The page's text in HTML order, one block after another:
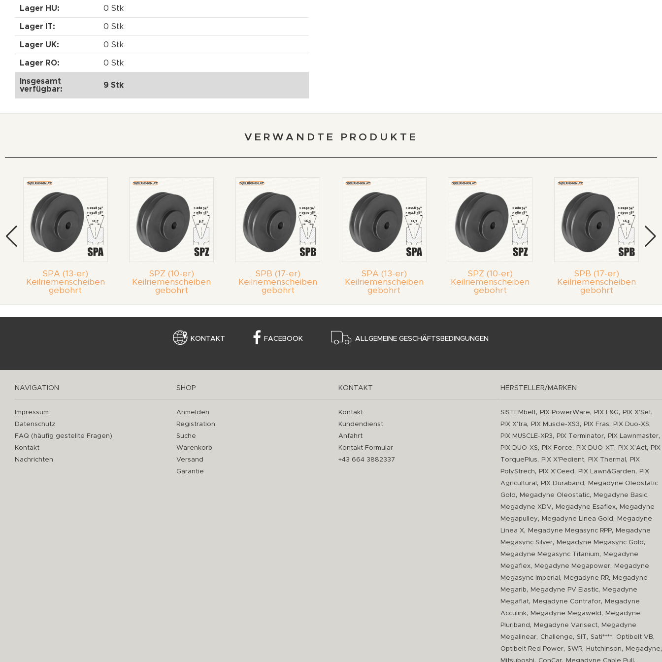
Lager HU: 0 Stk
Lager IT: 0 Stk
Lager UK: 0 Stk
Lager RO: 0 Stk
Insgesamt
verfügbar:
9 Stk
VERWANDTE PRODUKTE
SPA (13-er)
Keilriemenscheiben
gebohrt
SPZ (10-er)
Keilriemenscheiben
gebohrt
SPB (17-er)
Keilriemenscheiben
gebohrt
SPA (13-er)
Keilriemenscheiben
gebohrt
SPZ (10-er)
Keilriemenscheiben
gebohrt
SPB (17-er)
Keilriemenscheiben
gebohrt
KONTAKT FACEBOOK ALLGEMEINE GESCHÄFTSBEDINGUNGEN
NAVIGATION
Impressum
Datenschutz
FAQ (häufig gestellte Fragen)
Kontakt
Nachrichten
SHOP
Anmelden
Registration
Suche
Warenkorb
Versand
Garantie
KONTAKT
Kontakt
Kundendienst
Anfahrt
Kontakt Formular
+43 664 3882337
HERSTELLER/MARKEN
SISTEMbelt, PIX PowerWare, PIX L&G, PIX X'Set,
PIX X'tra, PIX Muscle-XS3, PIX Fras, PIX Duo-XS,
PIX MUSCLE-XR3, PIX Terminator, PIX Lawnmaster,
PIX DUO-XS, PIX Force, PIX DUO-XT , PIX X'Act,
PIX
TorquePlus, PIX X'Pedient, PIX Thermal ,
PIX
PolyStrech, PIX X'Ceed , PIX Lawn&Garden,
PIX
Agricultural , PIX Duraband ,
Megadyne Oleostatic
Gold , Megadyne Oleostatic, Megadyne Basic,
Megadyne XDV, Megadyne Esaflex,
Megadyne
Megapulley, Megadyne Linea Gold ,
Megadyne
Linea X, Megadyne Megasync RPP,
Megadyne
Megasync Silver, Megadyne Megasync Gold ,
Megadyne Megasync Titanium,
Megadyne
Megaflex, Megadyne Megapower,
Megadyne
Megasync Imperial , Megadyne RR,
Megadyne
Megarib, Megadyne PV Elastic,
Megadyne
Megaflat, Megadyne Contrafor,
Megadyne
Acculink, Megadyne Megaweld ,
Megadyne
Pluriband , Megadyne Varisect,
Megadyne
Megalinear, Challenge, SIT , Sati****, Optibelt VB,
Optibelt Red Power, SWR, Hutchinson, Megadyne,
, , ,